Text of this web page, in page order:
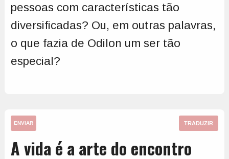
pessoas com características tão
diversificadas? Ou, em outras palavras,
o que fazia de Odilon um ser tão
especial?
ENVIAR TRADUZIR
A vida é a arte do encontro